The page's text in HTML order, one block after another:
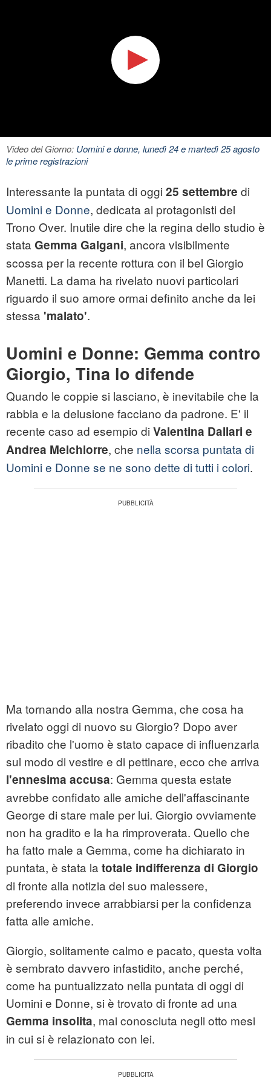
Video del Giorno: Uomini e donne, lunedì 24 e martedì 25 agosto
le prime registrazioni
Interessante la puntata di oggi 25 settembre di
Uomini e Donne, dedicata ai protagonisti del
Trono Over. Inutile dire che la regina dello studio è
stata Gemma Galgani, ancora visibilmente
scossa per la recente rottura con il bel Giorgio
Manetti. La dama ha rivelato nuovi particolari
riguardo il suo amore ormai definito anche da lei
stessa 'malato'.
Uomini e Donne: Gemma contro
Giorgio, Tina lo difende
Quando le coppie si lasciano, è inevitabile che la
rabbia e la delusione facciano da padrone. E' il
recente caso ad esempio di Valentina Dallari e
Andrea Melchiorre, che nella scorsa puntata di
Uomini e Donne se ne sono dette di tutti i colori.
Ma tornando alla nostra Gemma, che cosa ha
rivelato oggi di nuovo su Giorgio? Dopo aver
ribadito che l'uomo è stato capace di influenzarla
sul modo di vestire e di pettinare, ecco che arriva
l'ennesima accusa: Gemma questa estate
avrebbe confidato alle amiche dell'affascinante
George di stare male per lui. Giorgio ovviamente
non ha gradito e la ha rimproverata. Quello che
ha fatto male a Gemma, come ha dichiarato in
puntata, è stata la totale indifferenza di Giorgio
di fronte alla notizia del suo malessere,
preferendo invece arrabbiarsi per la confidenza
fatta alle amiche.
Giorgio, solitamente calmo e pacato, questa volta
è sembrato davvero infastidito, anche perché,
come ha puntualizzato nella puntata di oggi di
Uomini e Donne, si è trovato di fronte ad una
Gemma insolita, mai conosciuta negli otto mesi
in cui si è relazionato con lei.